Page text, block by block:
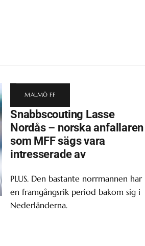
MALMÖ FF
Snabbscouting Lasse
Nordås – norska anfallaren
som MFF sägs vara
intresserade av
PLUS. Den bastante norrmannen har
en framgångsrik period bakom sig i
Nederländerna.